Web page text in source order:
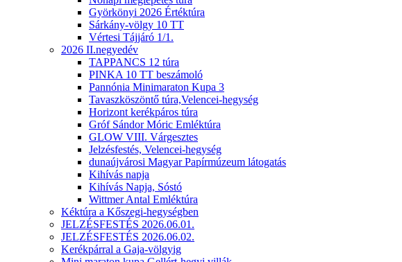
Györkönyi 2026 Értéktúra
Sárkány-völgy 10 TT
Vértesi Tájjáró 1/1.
2026 II.negyedév
TAPPANCS 12 túra
PINKA 10 TT beszámoló
Pannónia Minimaraton Kupa 3
Tavaszköszöntő túra,Velencei-hegység
Horizont kerékpáros túra
Gróf Sándor Móric Emléktúra
GLOW VIII. Várgesztes
Jelzésfestés, Velencei-hegység
dunaújvárosi Magyar Papírmúzeum látogatás
Kihívás napja
Kihívás Napja, Sóstó
Wittmer Antal Emléktúra
Kéktúra a Kőszegi-hegységben
JELZÉSFESTÉS 2026.06.01.
JELZÉSFESTÉS 2026.06.02.
Kerékpárral a Gaja-völgyig